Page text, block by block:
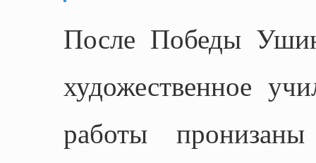
После Победы
художественное
работы